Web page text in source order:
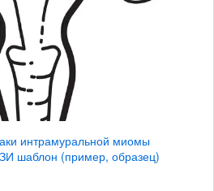
интрамуральной миомы
шаблон (пример, образец)